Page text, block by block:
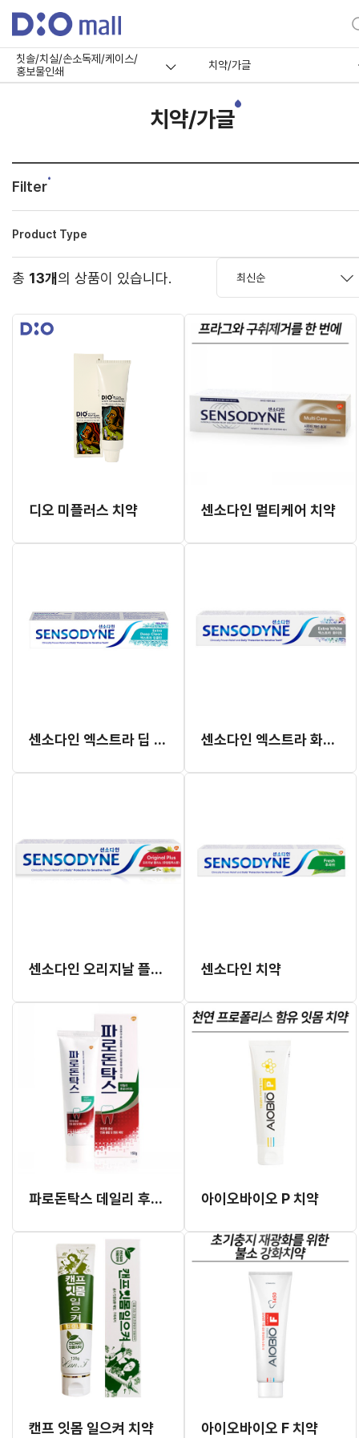
칫솔/치실/손소독제/케이스/
홍보물인쇄
치약/가글
치약/가글
Filter
Product Type
총 13개의 상품이 있습니다.
디오 미플러스 치약 센소다인 멀티케어 치약
센소다인 엑스트라 딥 클린 치약 (젤 타입) 120g 센소다인 엑스트라 화이트 치약 120g
센소다인 오리지날 플러스 치약 100g 센소다인 치약
파로돈탁스 데일리 후로라이드 치약 아이오바이오 P 치약
캔프 잇몸 일으켜 치약 아이오바이오 F 치약